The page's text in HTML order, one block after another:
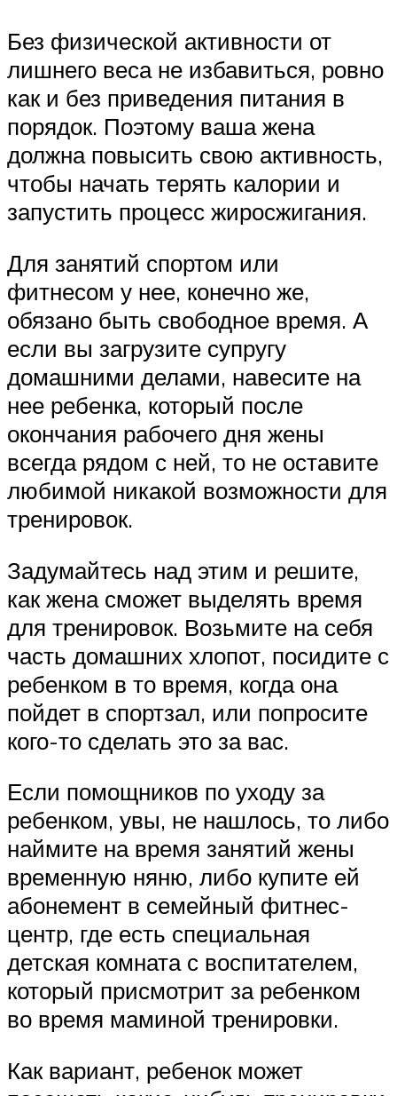
Без физической активности от
лишнего веса не избавиться, ровно
как и без приведения питания в
порядок. Поэтому ваша жена
должна повысить свою активность,
чтобы начать терять калории и
запустить процесс жиросжигания.
Для занятий спортом или
фитнесом у нее, конечно же,
обязано быть свободное время. А
если вы загрузите супругу
домашними делами, навесите на
нее ребенка, который после
окончания рабочего дня жены
всегда рядом с ней, то не оставите
любимой никакой возможности для
тренировок.
Задумайтесь над этим и решите,
как жена сможет выделять время
для тренировок. Возьмите на себя
часть домашних хлопот, посидите с
ребенком в то время, когда она
пойдет в спортзал, или попросите
кого-то сделать это за вас.
Если помощников по уходу за
ребенком, увы, не нашлось, то либо
наймите на время занятий жены
временную няню, либо купите ей
абонемент в семейный фитнес-
центр, где есть специальная
детская комната с воспитателем,
который присмотрит за ребенком
во время маминой тренировки.
Как вариант, ребенок может